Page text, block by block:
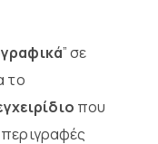
” σε
το
που